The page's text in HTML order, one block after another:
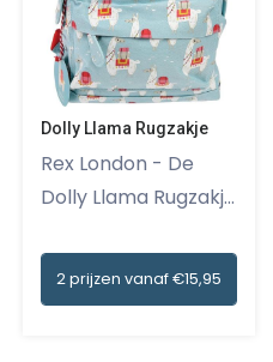
Dolly Llama Rugzakje
Rex London - De
Dolly Llama Rugzakje
2 prijzen vanaf €15,95